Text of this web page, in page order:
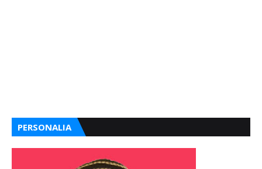
PERSONALIA